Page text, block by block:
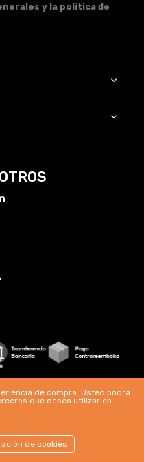
de compra. Usted podrá
que desea utilizar en
de cookies
y la política de


2024 |Aviso legal